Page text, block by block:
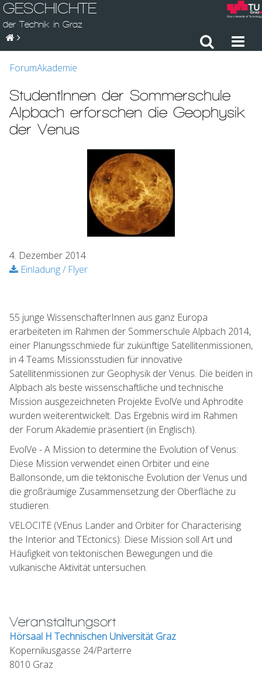
GESCHICHTE
der Technik in Graz
ForumAkademie
StudentInnen der Sommerschule
Alpbach erforschen die Geophysik
der Venus
4. Dezember 2014
Einladung / Flyer
55 junge WissenschafterInnen aus ganz Europa
erarbeiteten im Rahmen der Sommerschule Alpbach 2014,
einer Planungsschmiede für zukünftige Satellitenmissionen,
in 4 Teams Missionsstudien für innovative
Satellitenmissionen zur Geophysik der Venus. Die beiden in
Alpbach als beste wissenschaftliche und technische
Mission ausgezeichneten Projekte EvolVe und Aphrodite
wurden weiterentwickelt. Das Ergebnis wird im Rahmen
der Forum Akademie präsentiert (in Englisch).
EvolVe - A Mission to determine the Evolution of Venus:
Diese Mission verwendet einen Orbiter und eine
Ballonsonde, um die tektonische Evolution der Venus und
die großräumige Zusammensetzung der Oberfläche zu
studieren.
VELOCITE (VEnus Lander and Orbiter for Characterising
the Interior and TEctonics): Diese Mission soll Art und
Häufigkeit von tektonischen Bewegungen und die
vulkanische Aktivität untersuchen.
Veranstaltungsort
Hörsaal H Technischen Universität Graz
Kopernikusgasse 24/Parterre
8010 Graz